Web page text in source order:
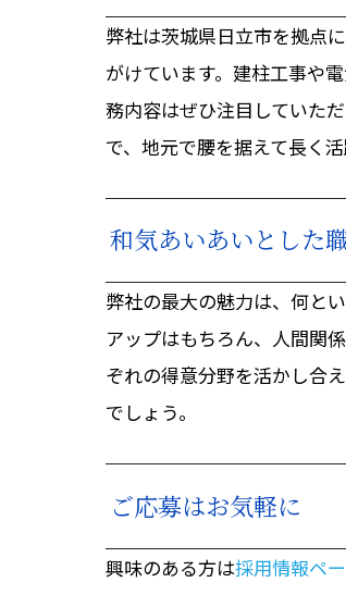
弊社は茨城県日立市を拠点
がけています。建柱工事や
務内容はぜひ注目していた
で、地元で腰を据えて長く
和気あいあいとした
弊社の最大の魅力は、何と
アップはもちろん、人間関
ぞれの得意分野を活かし合
でしょう。
ご応募はお気軽に
興味のある方は採用情報ペ